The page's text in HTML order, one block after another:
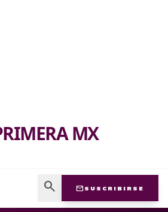
MX
search mail SUSCRIBIRSE